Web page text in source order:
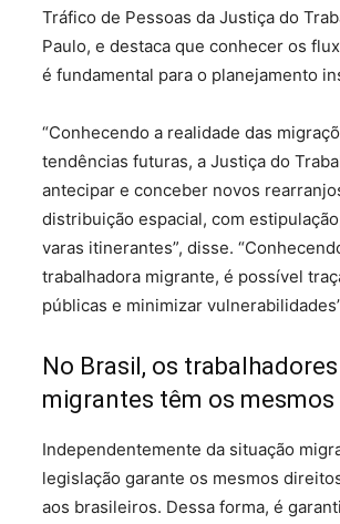
Tráfico de Pessoas da Justiça do
Paulo, e destaca que conhecer os
é fundamental para o planejamento
“Conhecendo a realidade das
tendências futuras, a Justiça do
antecipar e conceber novos
distribuição espacial, com
varas itinerantes”, disse.
trabalhadora migrante, é possível
públicas e minimizar
No Brasil, os trabalhadores
migrantes têm os
Independentemente da situação
legislação garante os mesmos
aos brasileiros. Dessa forma, é